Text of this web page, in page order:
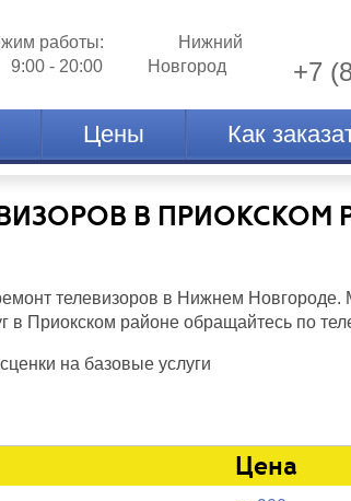
работы:
9:00 - 20:00
Нижний
Новгород
+7
Цены Как
В ПРИОКСКОМ
телевизоров в Нижнем Новгороде.
в Приокском районе обращайтесь по
на базовые услуги
Цена